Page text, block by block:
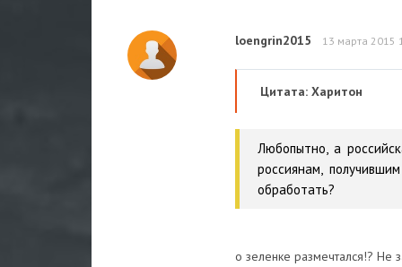
loengrin2015 13 марта 2015
Цитата: Харитон
Любопытно, а
россиянам,
обработать?
о зеленке размечтался!? Не